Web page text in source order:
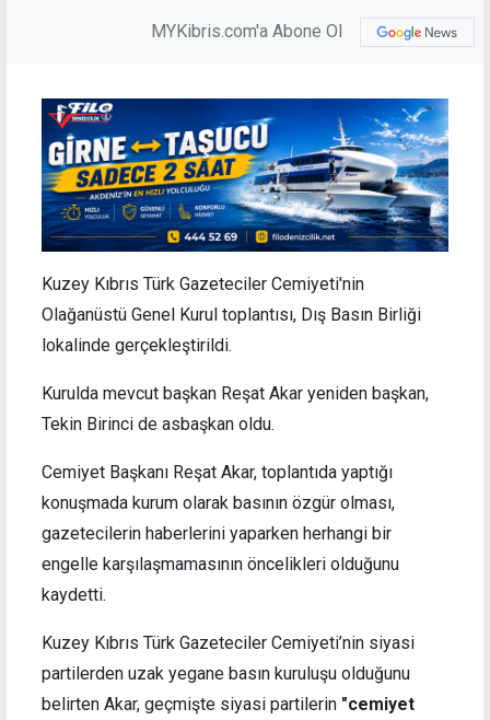
MYKibris.com'a Abone Ol
Kuzey Kıbrıs Türk Gazeteciler Cemiyeti'nin
Olağanüstü Genel Kurul toplantısı, Dış Basın Birliği
lokalinde gerçekleştirildi.
Kurulda mevcut başkan Reşat Akar yeniden başkan,
Tekin Birinci de asbaşkan oldu.
Cemiyet Başkanı Reşat Akar, toplantıda yaptığı
konuşmada kurum olarak basının özgür olması,
gazetecilerin haberlerini yaparken herhangi bir
engelle karşılaşmamasının öncelikleri olduğunu
kaydetti.
Kuzey Kıbrıs Türk Gazeteciler Cemiyeti’nin siyasi
partilerden uzak yegane basın kuruluşu olduğunu
belirten Akar, geçmişte siyasi partilerin "cemiyet